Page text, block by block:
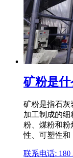
矿粉是
矿粉是指石灰
加工制成的
粉、煤粉和粉
性、可塑性和
联系电话: 180